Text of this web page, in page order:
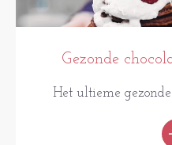
Gezonde
Het ultieme gezonde